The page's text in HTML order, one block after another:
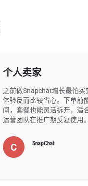
个人卖家
之前做Snapchat增长最怕买
体验反而比较省心。下单前
间，套餐也能灵活拆开，适
运营团队在推广期反复使用。
C SnapChat